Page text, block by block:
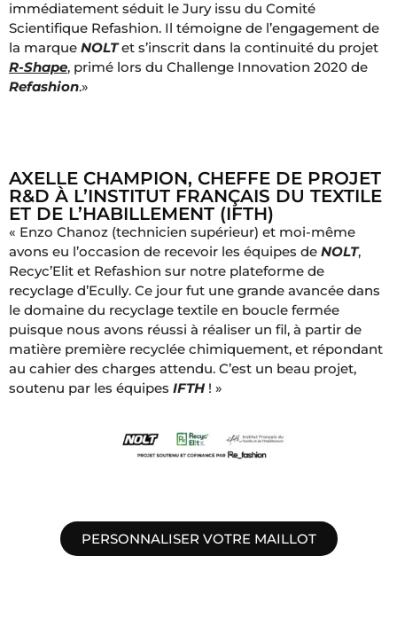
immédiatement séduit le Jury issu du Comité
Scientifique Refashion. Il témoigne de l’engagement de
la marque NOLTet s’inscrit dans la continuité du projet
R-Shape, primé lors du Challenge Innovation 2020 de
Refashion.»
AXELLE CHAMPION, CHEFFE DE PROJET
R&D À L’INSTITUT FRANÇAIS DU TEXTILE
ET DE L’HABILLEMENT (IFTH)
« Enzo Chanoz (technicien supérieur) et moi-même
avons eu l’occasion de recevoir les équipes de NOLT,
Recyc’Elit et Refashion sur notre plateforme de
recyclage d’Ecully. Ce jour fut une grande avancée dans
le domaine du recyclage textile en boucle fermée
puisque nous avons réussi à réaliser un fil, à partir de
matière première recyclée chimiquement, et répondant
au cahier des charges attendu. C’est un beau projet,
soutenu par les équipes IFTH ! »
PERSONNALISER VOTRE MAILLOT